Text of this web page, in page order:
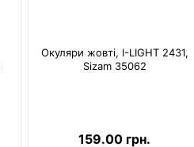
Окуляри жовті, I-LIGHT 2431,
Sizam 35062
159.00 грн.